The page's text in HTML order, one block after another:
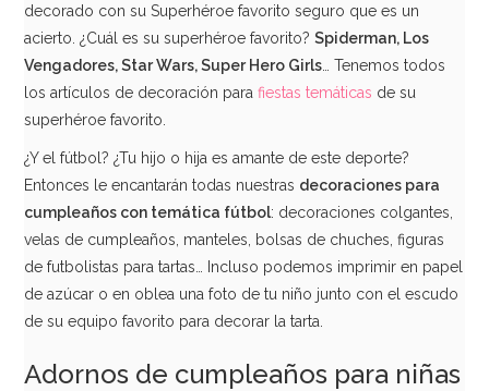
Pack 16 servilletas Balón de Fútbol
decorado con su Superhéroe favorito seguro que es un
acierto. ¿Cuál es su superhéroe favorito?Spiderman, Los
Vengadores, Star Wars, Super Hero Girls … Tenemos todos
los artículos de decoración parafiestas temáticas de su
superhéroe favorito.
¿Y el fútbol? ¿Tu hijo o hija es amante de este deporte?
Entonces le encantarán todas nuestras decoraciones para
cumpleaños con temática fútbol: decoraciones colgantes,
velas de cumpleaños, manteles, bolsas de chuches, figuras
de futbolistas para tartas… Incluso podemos imprimir en papel
de azúcar o en oblea una foto de tu niño junto con el escudo
de su equipo favorito para decorar la tarta.
Adornos de cumpleaños para niñas